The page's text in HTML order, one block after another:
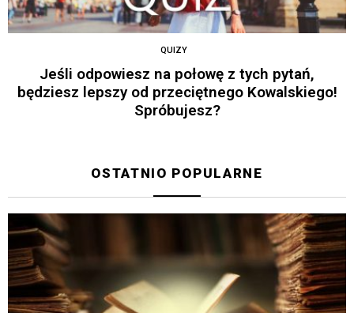
QUIZY
Jeśli odpowiesz na połowę z tych pytań,
będziesz lepszy od przeciętnego Kowalskiego!
Spróbujesz?
OSTATNIO POPULARNE